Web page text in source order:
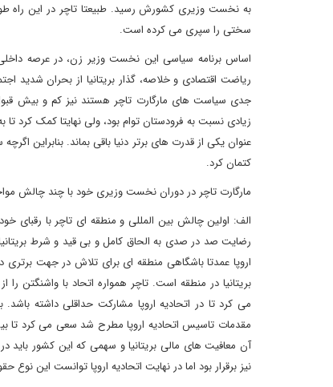
به نخست وزیری کشورش رسید. طبیعتا تاچر در این راه
سختی را سپری می کرده است.
اساس برنامه سیاسی این نخست وزیر زن، در عرصه
ریاضت اقتصادی و خلاصه، گذار بریتانیا از بحران
جدی سیاست های مارگارت تاچر هستند نیز کم و بیش
زیادی نسبت به فرودستان توام بود، ولی نهایتا کمک
عنوان یکی از قدرت های برتر دنیا باقی بماند. بنابراین
کتمان کرد.
مارگارت تاچر در دوران نخست وزیری خود با چند چالش
الف: اولین چالش بین المللی و منطقه ای تاچر با رقبای
رضایت صد در صدی به الحاق کامل و بی قید و شرط بریتانیا
اروپا عمدتا باشگاهی منطقه ای برای تلاش در جهت
بریتانیا در منطقه است. تاچر همواره اتحاد با واشنگتن
می کرد تا در اتحادیه اروپا مشارکت حداقلی داشته
مقدمات تاسیس اتحادیه اروپا مطرح شد سعی می کرد تا
آن معافیت های مالی بریتانیا و سهمی که این کشور باید
نیز برقرار بود اما در نهایت اتحادیه اروپا توانست این نوع